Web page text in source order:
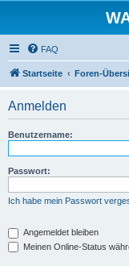
FAQ
Startseite Foren-
Anmelden
Benutzername:
Passwort:
Ich habe mein Passwort
Angemeldet bleiben
Meinen Online-Status